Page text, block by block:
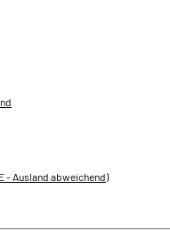
- Ausland abweichend)